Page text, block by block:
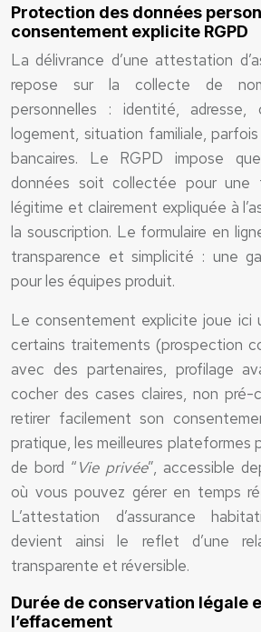
Protection des données
consentement explicite RGPD
La délivrance d’une attestation
repose sur la collecte de
personnelles : identité, adresse,
logement, situation familiale,
bancaires. Le RGPD impose
données soit collectée pour une
légitime et clairement expliquée à
la souscription. Le formulaire en
transparence et simplicité : une
pour les équipes produit.
Le consentement explicite joue ici
certains traitements (prospection
avec des partenaires, profilage
cocher des cases claires, non
retirer facilement son
pratique, les meilleures plateformes
de bord “Vie privée”, accessible
où vous pouvez gérer en temps
L’attestation d’assurance
devient ainsi le reflet d’une
transparente et réversible.
Durée de conservation légale
l’effacement